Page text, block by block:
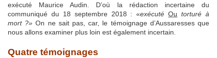
exécuté Maurice Audin. D’où la rédaction incertaine du
communiqué du 18 septembre 2018 : «exécutéOu torturé à
mort ?» On ne sait pas, car, le témoignage d’Aussaresses que
nous allons examiner plus loin est également incertain.
Quatre témoignages